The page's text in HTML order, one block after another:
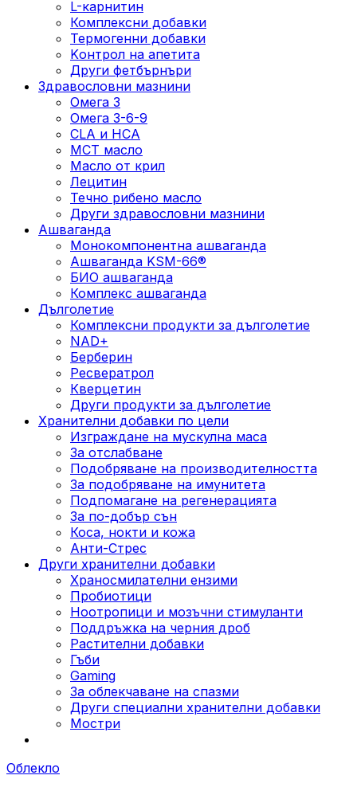
L-карнитин
Комплексни добавки
Термогенни добавки
Kонтрол на апетита
Други фетбърнъри
Здравословни мазнини
Омега 3
Омега 3-6-9
CLA и HCA
МСТ масло
Масло от крил
Лецитин
Течно рибено масло
Други здравословни мазнини
Ашваганда
Монокомпонентна ашваганда
Ашваганда KSM-66®
БИО ашваганда
Комплекс ашваганда
Дълголетие
Комплексни продукти за дълголетие
NAD+
Берберин
Ресвератрол
Кверцетин
Други продукти за дълголетие
Хранителни добавки по цели
Изграждане на мускулна маса
За отслабване
Подобряване на производителността
За подобряване на имунитета
Подпомагане на регенерацията
За по-добър сън
Коса, нокти и кожа
Анти-Стрес
Други хранителни добавки
Храносмилателни ензими
Пробиотици
Ноотропици и мозъчни стимуланти
Поддръжка на черния дроб
Растителни добавки
Гъби
Gaming
За облекчаване на спазми
Други специални хранителни добавки
Мостри
Облекло